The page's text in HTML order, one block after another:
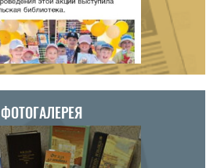
ФОТОГАЛЕРЕЯ